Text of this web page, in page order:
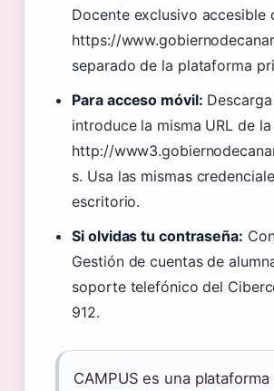
Docente exclusivo accesible
https://
separado de la plataforma
Para acceso móvil:
introduce la misma URL de
http://
s. Usa las mismas
escritorio.
Si olvidas tu contraseña:
Gestión de cuentas de
soporte telefónico del
912.
CAMPUS es una